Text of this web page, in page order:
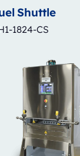
Shuttle
1824-CS